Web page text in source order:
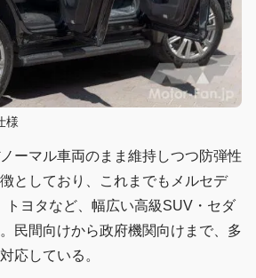
様
ーマル車両のまま維持しつつ防弾性
としており、これまでもメルセデ
トヨタなど、幅広い高級SUV・セダ
民間向けから政府機関向けまで、多
応している。